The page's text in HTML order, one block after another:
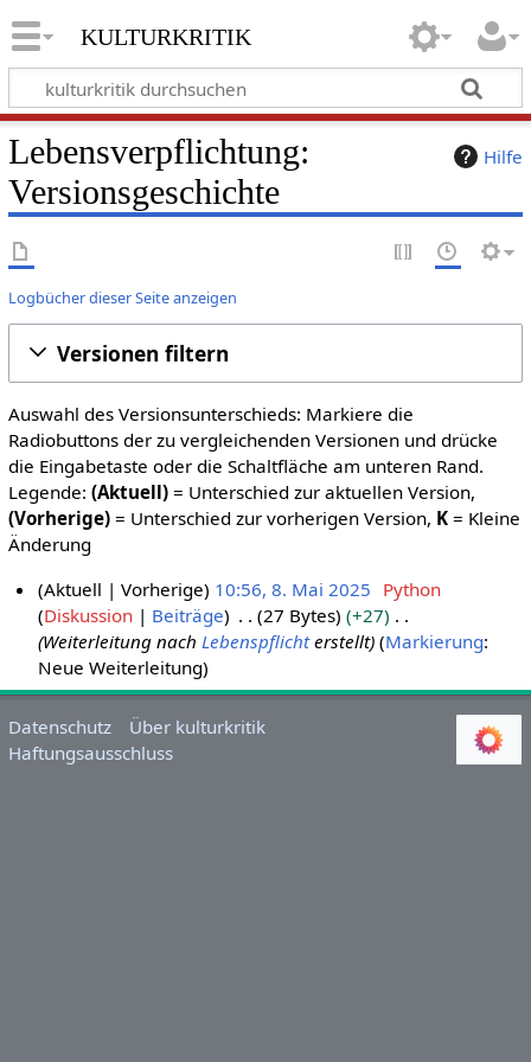
kulturkritik
Hilfe
Lebensverpflichtung:
Versionsgeschichte
Logbücher dieser Seite anzeigen
Versionen filtern
Auswahl des Versionsunterschieds: Markiere die
Radiobuttons der zu vergleichenden Versionen und drücke
die Eingabetaste oder die Schaltfläche am unteren Rand.
Legende: (Aktuell)= Unterschied zur aktuellen Version,
(Vorherige)= Unterschied zur vorherigen Version, K= Kleine
Änderung
a
i
2
Aktuell Vorherige 10:56, 8. Mai 2025 Python
Diskussion
Beiträge 27 Bytes
+27
Weiterleitung nachLebenspflichterstellt Markierung:
Neue Weiterleitung
Datenschutz
Über kulturkritik
Haftungsausschluss